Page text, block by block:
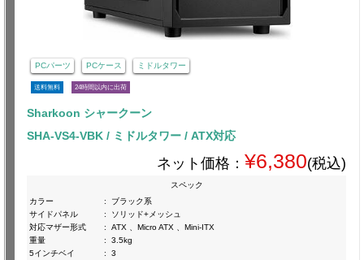
PCパーツ PCケース ミドルタワー
送料無料 24時間以内に出荷
Sharkoon シャークーン
SHA-VS4-VBK / ミドルタワー / ATX対応
ネット価格： ¥6,380(税込)
スペック
カラー
:
ブラック系
サイドパネル
:
ソリッド+メッシュ
対応マザー形式
:
ATX 、Micro ATX 、Mini-ITX
重量
:
3.5kg
5インチベイ
:
3